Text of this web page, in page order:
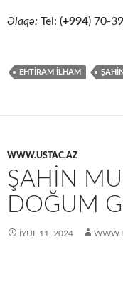
Əlaqə: Tel: (+994) 70-
EHTİRAM İLHAM
WWW.USTAC.AZ
ŞAHIN
DOĞUM
İYUL 11, 2024